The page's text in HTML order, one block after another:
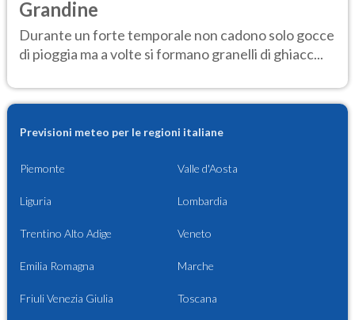
Grandine
Durante un forte temporale non cadono solo gocce
di pioggia ma a volte si formano granelli di ghiacc...
Previsioni meteo per le regioni italiane
Piemonte Valle d'Aosta
Liguria Lombardia
Trentino Alto Adige Veneto
Emilia Romagna Marche
Friuli Venezia Giulia Toscana